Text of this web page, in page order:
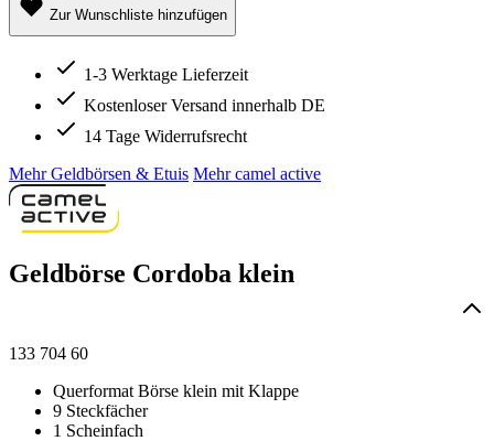
Zur Wunschliste hinzufügen
1-3 Werktage Lieferzeit
Kostenloser Versand innerhalb DE
14 Tage Widerrufsrecht
Mehr Geldbörsen & Etuis Mehr camel active
Geldbörse Cordoba klein
133 704 60
Querformat Börse klein mit Klappe
9 Steckfächer
1 Scheinfach